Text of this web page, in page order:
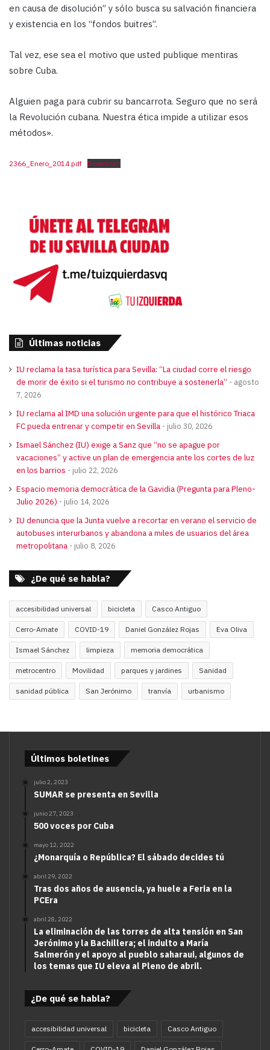
en causa de disolución” y sólo busca su salvación financiera
y existencia en los “fondos buitres”.
Tal vez, ese sea el motivo que usted publique mentiras
sobre Cuba.
Alguien paga para cubrir su bancarrota. Seguro que no será
la Revolución cubana. Nuestra ética impide a utilizar esos
métodos».
2366_Enero_2014.pdf Download
Últimas noticias
IU reclama la tasa turística para Sevilla: “La ciudad corre el riesgo
de morir de éxito si el turismo no contribuye a sostenerla”
agosto
7, 2026
IU reclama al IMD una solución urgente para que el histórico Triaca
FC pueda entrenar y competir en Sevilla
julio 30, 2026
Ismael Sánchez (IU) exige a Sanz que “no se apague por
vacaciones” y active un plan de emergencia ante los cortes de luz
en los barrios
julio 22, 2026
Espacio memoria democrática de la Gavidia (Pregunta para Pleno-
Julio 2026)
julio 14, 2026
IU denuncia que la Junta vuelve a recortar en verano el servicio de
autobuses interurbanos y abandona a miles de usuarios del área
metropolitana
julio 8, 2026
¿De qué se habla?
accesibilidad universal bicicleta Casco Antiguo
Cerro-Amate COVID-19 Daniel González Rojas Eva Oliva
Ismael Sánchez limpieza memoria democrática
metrocentro Movilidad parques y jardines Sanidad
sanidad pública San Jerónimo tranvía urbanismo
Últimos boletines
julio 2, 2023
SUMAR se presenta en Sevilla
junio 27, 2023
500 voces por Cuba
mayo 12, 2022
¿Monarquía o República? El sábado decides tú
abril 29, 2022
Tras dos años de ausencia, ya huele a Feria en la
PCEra
abril 28, 2022
La eliminación de las torres de alta tensión en San
Jerónimo y la Bachillera; el indulto a María
Salmerón y el apoyo al pueblo saharaui, algunos de
los temas que IU eleva al Pleno de abril.
¿De qué se habla?
accesibilidad universal bicicleta Casco Antiguo